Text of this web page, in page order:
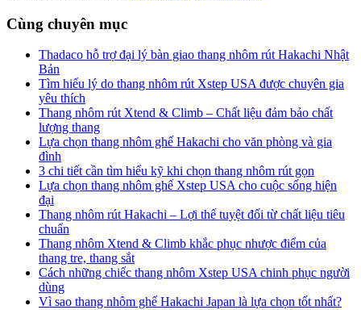
Cùng chuyên mục
Thadaco hỗ trợ đại lý bàn giao thang nhôm rút Hakachi Nhật
Bản
Tìm hiểu lý do thang nhôm rút Xstep USA được chuyên gia
yêu thích
Thang nhôm rút Xtend & Climb – Chất liệu đảm bảo chất
lượng thang
Lựa chọn thang nhôm ghế Hakachi cho văn phòng và gia
đình
3 chi tiết cần tìm hiểu kỹ khi chọn thang nhôm rút gọn
Lựa chọn thang nhôm ghế Xstep USA cho cuộc sống hiện
đại
Thang nhôm rút Hakachi – Lợi thế tuyệt đối từ chất liệu tiêu
chuẩn
Thang nhôm Xtend & Climb khắc phục nhược điểm của
thang tre, thang sắt
Cách những chiếc thang nhôm Xstep USA chinh phục người
dùng
Vì sao thang nhôm ghế Hakachi Japan là lựa chọn tốt nhất?